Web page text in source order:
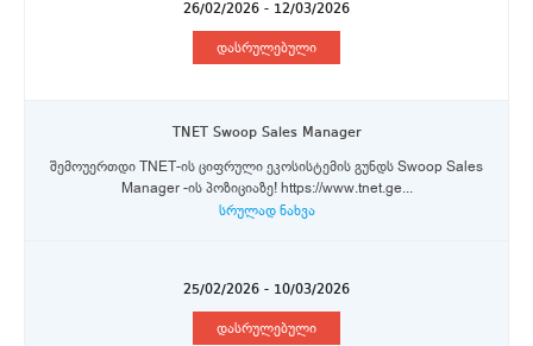
26/02/2026 - 12/03/2026
დასრულებული
TNET Swoop Sales Manager
შემოუერთდი TNET-ის ციფრული ეკოსისტემის გუნდს Swoop Sales
Manager -ის პოზიციაზე! https://www.tnet.ge...
სრულად ნახვა
25/02/2026 - 10/03/2026
დასრულებული